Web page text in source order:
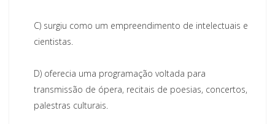
C) surgiu como um empreendimento de intelectuais e
cientistas.
D) oferecia uma programação voltada para
transmissão de ópera, recitais de poesias, concertos,
palestras culturais.